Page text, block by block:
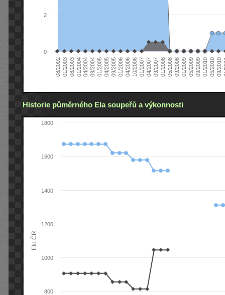
08/200201/200308/200301/200404/200409/200401/200504/200509/200501/200604/200610/200601/200704/200709/200701/200805/200809/200801/200905/200909/200901/201005/201009/2010
0
2
Historie půměrného Ela soupeřů a výkonnosti
Elo ČR
800
1000
1200
1400
1600
1800